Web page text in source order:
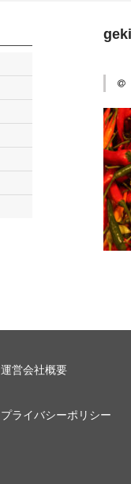
運営会社概要
プライバシーポリシー